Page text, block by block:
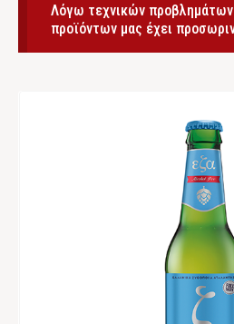
Λόγω τεχνικών
προϊόντων μας έχει